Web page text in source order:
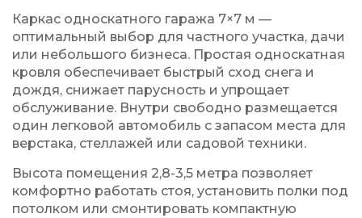
Каркас односкатного гаража 7×7 м —
оптимальный выбор для частного участка, дачи
или небольшого бизнеса. Простая односкатная
кровля обеспечивает быстрый сход снега и
дождя, снижает парусность и упрощает
обслуживание. Внутри свободно размещается
один легковой автомобиль с запасом места для
верстака, стеллажей или садовой техники.
Высота помещения 2,8-3,5 метра позволяет
комфортно работать стоя, установить полки под
потолком или смонтировать компактную